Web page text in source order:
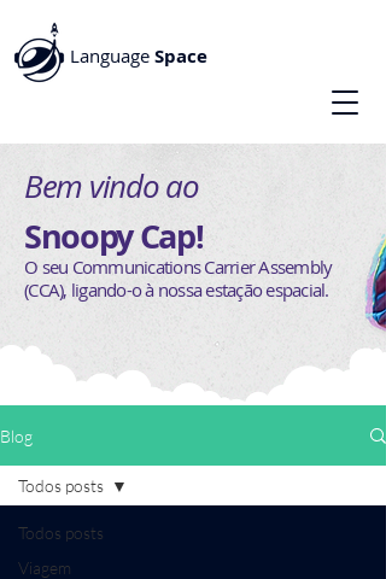
Language Space
Bem vindo ao
Snoopy Cap!
O seu Communications Carrier Assembly
(CCA), ligando-o à nossa estação espacial.
Blog
Todos posts
Viagem
Todos posts